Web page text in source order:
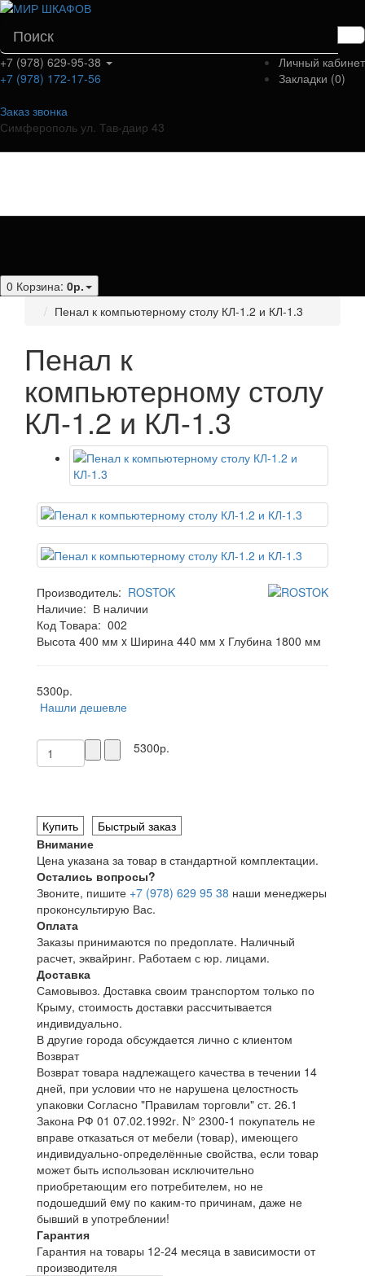
Личный кабинет
Закладки (0)
+7 (978) 629-95-38
+7 (978) 172-17-56
Заказ звонка
Симферополь ул. Тав-даир 43
0 Корзина: 0р.
Пенал к компьютерному столу КЛ-1.2 и КЛ-1.3
Пенал к
компьютерному столу
КЛ-1.2 и КЛ-1.3
Производитель: ROSTOK
Наличие: В наличии
Код Товара: 002
Высота 400 мм x Ширина 440 мм x Глубина 1800 мм
5300р.
Нашли дешевле
5300р.
Купить
Быстрый заказ
Внимание
Цена указана за товар в стандартной комплектации.
Остались вопросы?
Звоните, пишите +7 (978) 629 95 38 наши менеджеры
проконсультирую Вас.
Оплата
Заказы принимаются по предоплате. Наличный
расчет, эквайринг. Работаем с юр. лицами.
Доставка
Самовывоз. Доставка своим транспортом только по
Крыму, стоимость доставки рассчитывается
индивидуально.
В другие города обсуждается лично с клиентом
Возврат
Возврат товара надлежащего качества в течении 14
дней, при условии что не нарушена целостность
упаковки Согласно "Правилам торговли" ст. 26.1
Закона РФ 01 07.02.1992г. N° 2300-1 покупатель не
вправе отказаться от мебели (товар), имеющего
индивидуально-определённые свойства, если товар
может быть использован исключительно
приобретающим его потребителем, но не
подошедший eмy по каким-то причинам, даже не
бывший в употреблении!
Гарантия
Гарантия на товары 12-24 месяца в зависимости от
производителя